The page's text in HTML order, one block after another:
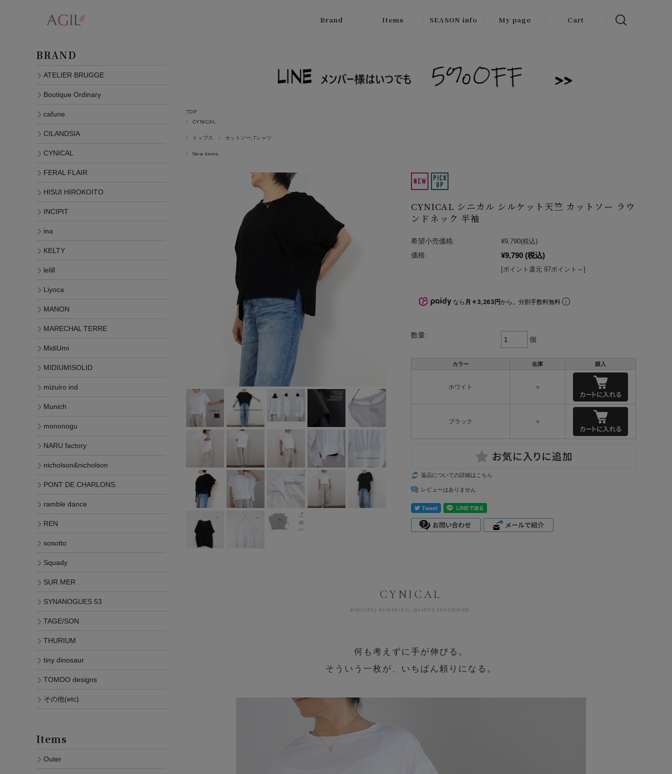
Brand
Boutique
HIROKOITO
INCIPIT
ina
KELTY
MidiUmi
MIDIUMISOL
mizuiro ind
mononogu
Munic
ramble dance
Squady
SUR MER
SYNANOGUE
TAGE/SON
Items SEASON info
SALE/Outlet
My page Cart
TOP
CYNICAL
トップス カットソー,Tシャツ
New items
CYNICAL シニカル シルケット天竺 カットソー ラウ
ンドネック 半袖
希望小売価格: ¥9,790(税込)
価格:
¥9,790 (税込)
[ポイント還元 97ポイント～]
なら 月々3,263円から。分割手数料無料
数量:
個
カラー 在庫 購入
ホワイト ○
ブラック ○
返品についての詳細はこちら
レビューはありません
CYNICAL
everyday essentials, quietly considered.
何も考えずに手が伸びる。
そういう一枚が、いちばん頼りになる。
BRAND
ATELIER BRUGGE
Boutique Ordinary
cafune
CILANDSIA
CYNICAL
FERAL FLAIR
HISUI HIROKOITO
INCIPIT
ina
KELTY
lelill
Liyoca
MANON
MARECHAL TERRE
MidiUmi
MIDIUMISOLID
mizuiro ind
Munich
mononogu
NARU factory
nicholson&nicholson
PONT DE CHARLONS.
ramble dance
REN
sosotto
Squady
SUR MER
SYNANOGUES 53
TAGE/SON
THURIUM
tiny dinosaur
TOMOO designs
その他(etc)
Items
Outer